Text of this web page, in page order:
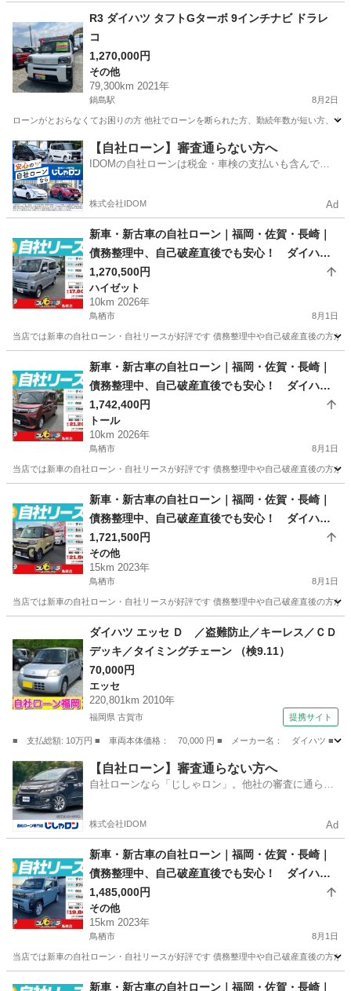
ムーヴ
R3 ダイハツ タフトGターボ 9インチナビ ドラレ
コ
1,270,000円
その他
79,300km 2021年
鍋島駅 8月2日
ローンがとおらなくてお困りの方 他社でローンを断られた方、勤続年数が短い方、
佐賀 佐賀市 鍋島駅 その他
【自社ローン】審査通らない方へ
IDOMの自社ローンは税金・車検の支払いも含んでい
株式会社IDOM Ad
新車・新古車の自社ローン｜福岡・佐賀・長崎｜
債務整理中、自己破産直後でも安心！ ダイハ
ツ ハイゼットカーゴ R08年式
1,270,500円
ハイゼット
10km 2026年
鳥栖市 8月1日
当店では新車の自社ローン・自社リースが好評です 債務整理中や自己破産直後の方
ハイゼット 車両
新車・新古車の自社ローン｜福岡・佐賀・長崎｜
債務整理中、自己破産直後でも安心！ ダイハ
ツ トール R08年式
1,742,400円
トール
10km 2026年
鳥栖市 8月1日
当店では新車の自社ローン・自社リースが好評です 債務整理中や自己破産直後の方
トール 車両
新車・新古車の自社ローン｜福岡・佐賀・長崎｜
債務整理中、自己破産直後でも安心！ ダイハ
ツ タントファンクロス R05年式
1,721,500円
その他
15km 2023年
鳥栖市 8月1日
当店では新車の自社ローン・自社リースが好評です 債務整理中や自己破産直後の方
その他
ダイハツ エッセ Ｄ ／盗難防止／キーレス／ＣＤ
デッキ／タイミングチェーン （検9.11）
70,000円
エッセ
220,801km 2010年
福岡県 古賀市 提携サイト
■ 支払総額: 10万円 ■ 車両本体価格： 70,000 円 ■ メーカー名： ダイハツ ■
福岡 古賀市 エッセ
【自社ローン】審査通らない方へ
自社ローンなら「じしゃロン」。他社の審査に通らな
株式会社IDOM Ad
新車・新古車の自社ローン｜福岡・佐賀・長崎｜
債務整理中、自己破産直後でも安心！ ダイハ
ツ タフト G R05年式
1,485,000円
その他
15km 2023年
鳥栖市 8月1日
当店では新車の自社ローン・自社リースが好評です 債務整理中や自己破産直後の方
その他 車両
新車・新古車の自社ローン｜福岡・佐賀・長崎｜